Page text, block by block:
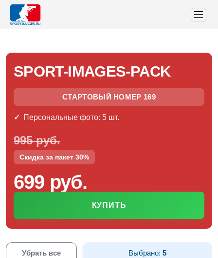
SPORT-IMAGES-PACK
СТАРТОВЫЙ НОМЕР 169
Персональные фото: 5 шт.
995 руб.
Скидка за пакет 30%
699 руб.
КУПИТЬ
Убрать все Выбрано:5